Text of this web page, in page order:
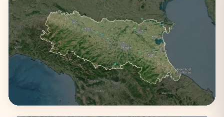
Campania
3 città